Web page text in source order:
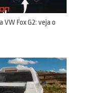
VW Fox G2: veja o